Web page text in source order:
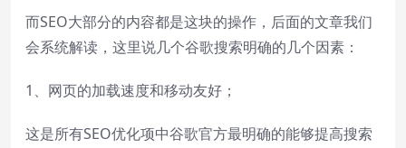
而SEO大部分的内容都是这块的操作，后面的文章我们
会系统解读，这里说几个谷歌搜索明确的几个因素：
1、网页的加载速度和移动友好；
这是所有SEO优化项中谷歌官方最明确的能够提高搜索